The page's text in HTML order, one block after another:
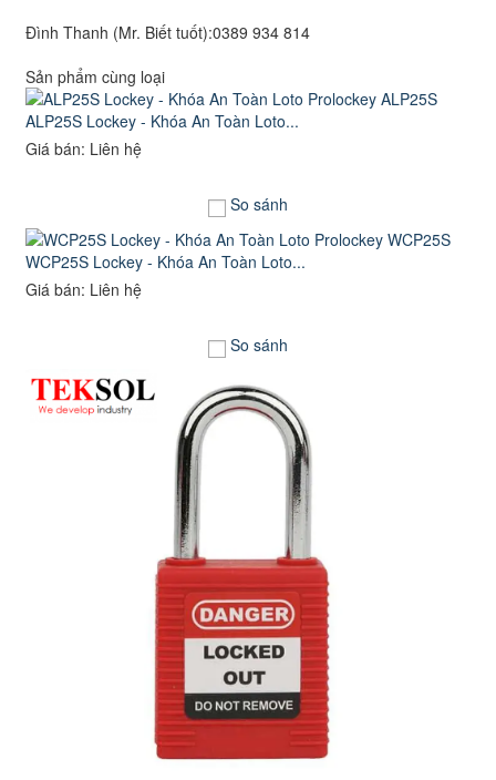
Đình Thanh (Mr. Biết tuốt):0389 934 814
Sản phẩm cùng loại
ALP25S Lockey - Khóa An Toàn Loto...
Giá bán: Liên hệ
So sánh
WCP25S Lockey - Khóa An Toàn Loto...
Giá bán: Liên hệ
So sánh